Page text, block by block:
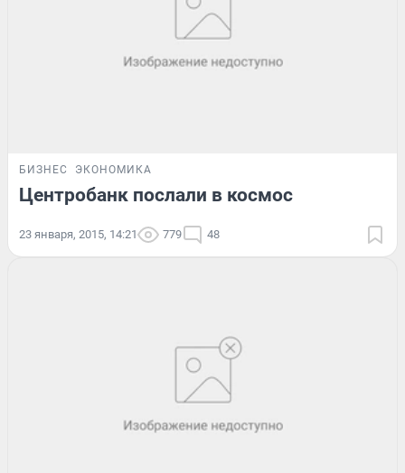
БИЗНЕС ЭКОНОМИКА
Центробанк послали в космос
23 января, 2015, 14:21 779 48